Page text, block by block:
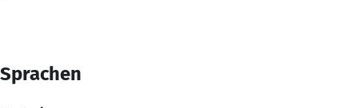
Sprachen